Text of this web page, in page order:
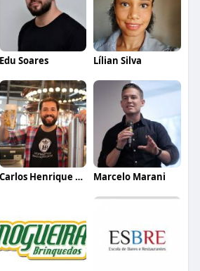
Edu Soares Lílian Silva
Carlos Henrique de Faria Vasconcelos Marcelo Marani